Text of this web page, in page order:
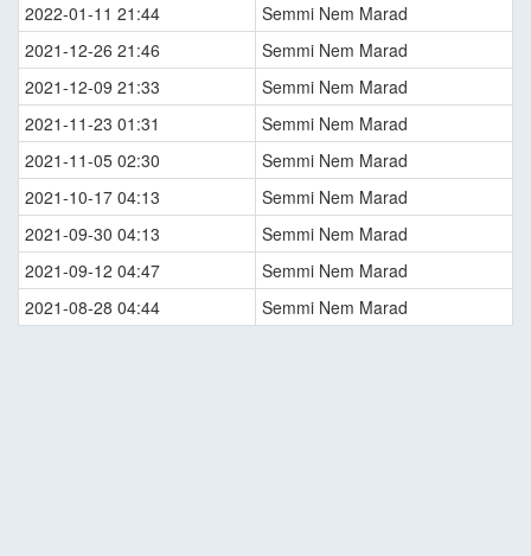
2022-01-11 21:44
Semmi Nem Marad
2021-12-26 21:46
Semmi Nem Marad
2021-12-09 21:33
Semmi Nem Marad
2021-11-23 01:31
Semmi Nem Marad
2021-11-05 02:30
Semmi Nem Marad
2021-10-17 04:13
Semmi Nem Marad
2021-09-30 04:13
Semmi Nem Marad
2021-09-12 04:47
Semmi Nem Marad
2021-08-28 04:44
Semmi Nem Marad